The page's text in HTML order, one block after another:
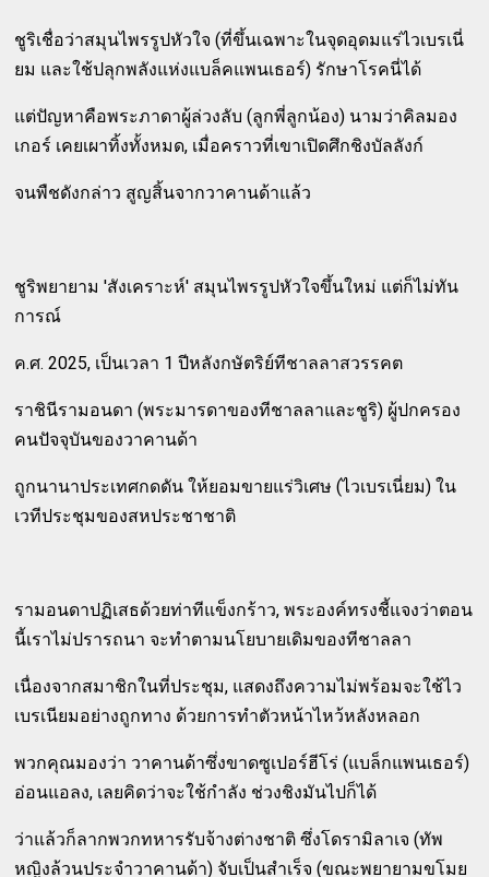
ชูริเชื่อว่าสมุนไพรรูปหัวใจ (ที่ขึ้นเฉพาะในจุดอุดมแร่ไวเบรเนี่
ยม และใช้ปลุกพลังแห่งแบล็คแพนเธอร์) รักษาโรคนี่ได้
แต่ปัญหาคือพระภาดาผู้ล่วงลับ (ลูกพี่ลูกน้อง) นามว่าคิลมอง
เกอร์ เคยเผาทิ้งทั้งหมด, เมื่อคราวที่เขาเปิดศึกชิงบัลลังก์
จนพืชดังกล่าว สูญสิ้นจากวาคานด้าแล้ว
ชูริพยายาม 'สังเคราะห์' สมุนไพรรูปหัวใจขึ้นใหม่ แต่ก็ไม่ทัน
การณ์
ค.ศ. 2025, เป็นเวลา 1 ปีหลังกษัตริย์ทีชาลลาสวรรคต
ราชินีรามอนดา (พระมารดาของทีชาลลาและชูริ) ผู้ปกครอง
คนปัจจุบันของวาคานด้า
ถูกนานาประเทศกดดัน ให้ยอมขายแร่วิเศษ (ไวเบรเนี่ยม) ใน
เวทีประชุมของสหประชาชาติ
รามอนดาปฏิเสธด้วยท่าทีแข็งกร้าว, พระองค์ทรงชี้แจงว่าตอน
นี้เราไม่ปรารถนา จะทำตามนโยบายเดิมของทีชาลลา
เนื่องจากสมาชิกในที่ประชุม, แสดงถึงความไม่พร้อมจะใช้ไว
เบรเนียมอย่างถูกทาง ด้วยการทำตัวหน้าไหว้หลังหลอก
พวกคุณมองว่า วาคานด้าซึ่งขาดซูเปอร์ฮีโร่ (แบล็กแพนเธอร์)
อ่อนแอลง, เลยคิดว่าจะใช้กำลัง ช่วงชิงมันไปก็ได้
ว่าแล้วก็ลากพวกทหารรับจ้างต่างชาติ ซึ่งโดรามิลาเจ (ทัพ
หญิงล้วนประจำวาคานด้า) จับเป็นสำเร็จ (ขณะพยายามขโมย